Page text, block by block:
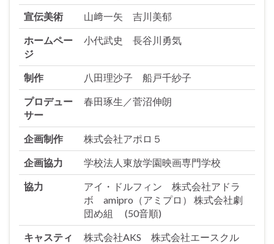
宣伝美術 山﨑一矢 吉川美郁
ホームペー
ジ
小代武史 長谷川勇気
制作 八田理沙子 船戸千紗子
プロデュー
サー
春田琢生／菅沼伸朗
企画制作 株式会社アポロ５
企画協力 学校法人東放学園映画専門学校
協力
アイ・ドルフィン 株式会社アドラ
ボ amipro（アミプロ） 株式会社劇
団め組 (50音順)
キャスティ
株式会社AKS 株式会社エースクル